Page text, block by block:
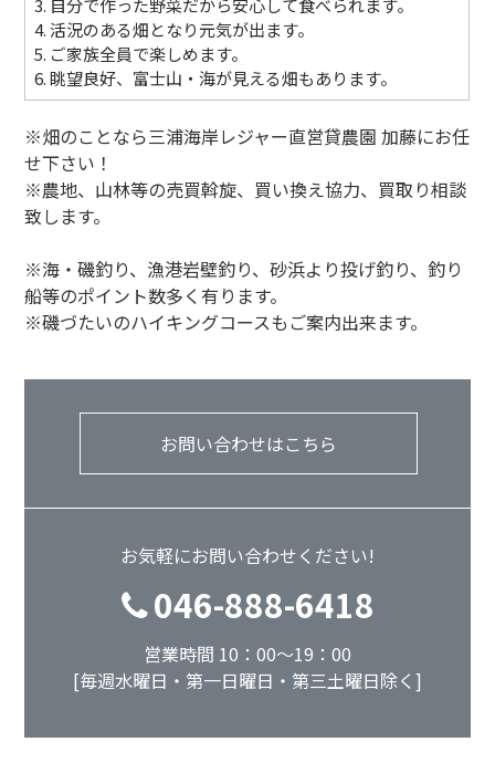
3. 自分で作った野菜だから安心して食べられます。
4. 活況のある畑となり元気が出ます。
5. ご家族全員で楽しめます。
6. 眺望良好、富士山・海が見える畑もあります。
※畑のことなら三浦海岸レジャー直営貸農園 加藤にお任
せ下さい！
※農地、山林等の売買斡旋、買い換え協力、買取り相談
致します。
※海・磯釣り、漁港岩壁釣り、砂浜より投げ釣り、釣り
船等のポイント数多く有ります。
※磯づたいのハイキングコースもご案内出来ます。
お問い合わせはこちら
お気軽にお問い合わせください!
046-888-6418
営業時間 10：00～19：00
[毎週水曜日・第一日曜日・第三土曜日除く]